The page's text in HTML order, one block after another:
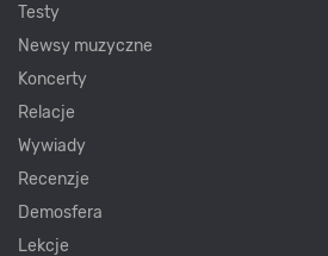
Testy
Newsy muzyczne
Koncerty
Relacje
Wywiady
Recenzje
Demosfera
Lekcje